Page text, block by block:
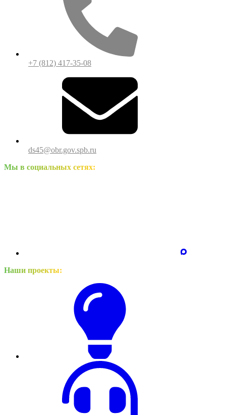
+7 (812) 417-35-08
ds45@obr.gov.spb.ru
Мы в социальных сетях:
Наши проекты: